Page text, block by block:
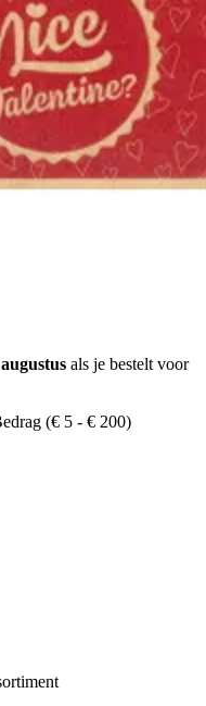
als je bestelt voor
(€ 5 - € 200)